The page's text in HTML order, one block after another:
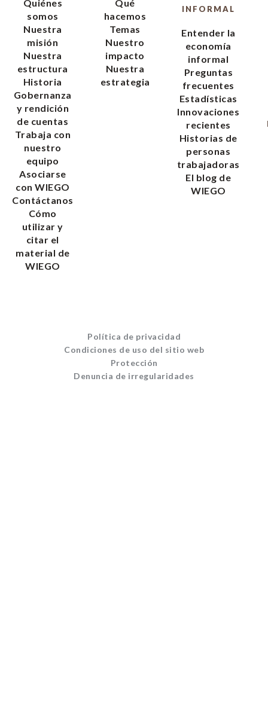
Quiénes
somos
Nuestra
misión
Nuestra
estructura
Historia
Gobernanza
y rendición
de cuentas
Trabaja con
nuestro
equipo
Asociarse
con WIEGO
Contáctanos
Cómo
utilizar y
citar el
material de
WIEGO
Qué
hacemos
Temas
Nuestro
impacto
Nuestra
estrategia
INFORMAL
Entender la
economía
informal
Preguntas
frecuentes
Estadísticas
Innovaciones
recientes
Historias de
personas
trabajadoras
El blog de
WIEGO
Política de privacidad
Condiciones de uso del sitio web
Protección
Denuncia de irregularidades